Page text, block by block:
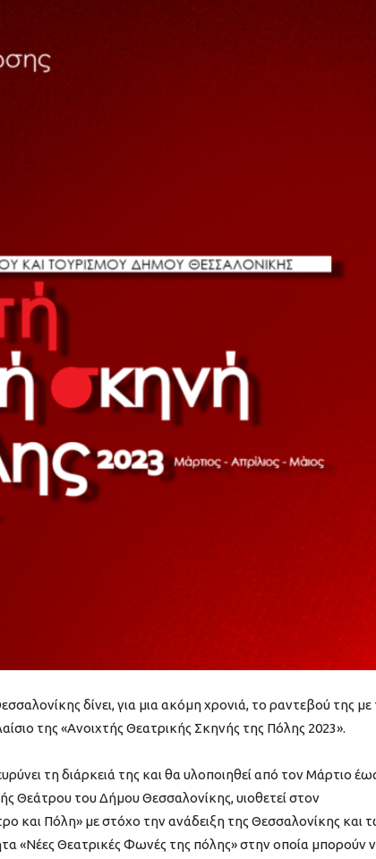
δίνει, για μια ακόμη χρονιά, το ραντεβού της με
της «Ανοιχτής Θεατρικής Σκηνής της Πόλης 2023».
τη διάρκειά της και θα υλοποιηθεί από τον Μάρτιο
Θεάτρου του Δήμου Θεσσαλονίκης, υιοθετεί στον
και Πόλη» με στόχο την ανάδειξη της Θεσσαλονίκης και
«Νέες Θεατρικές Φωνές της πόλης» στην οποία μπορούν